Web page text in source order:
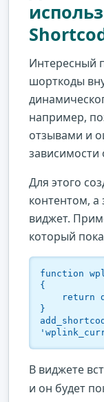
Интересный
шорткоды
например,
отзывами и
зависимости
Для этого
контентом, а
виджет.
который
function
{
}
В виджете
и он будет